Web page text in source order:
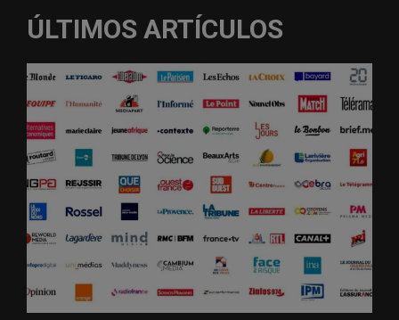
ÚLTIMOS ARTÍCULOS